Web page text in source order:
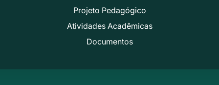
Projeto Pedagógico
Atividades Acadêmicas
Documentos